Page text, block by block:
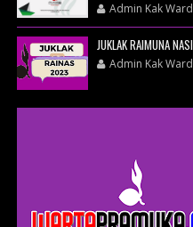
Admin Kak
JUKLAK RAIMUNA
Admin Kak